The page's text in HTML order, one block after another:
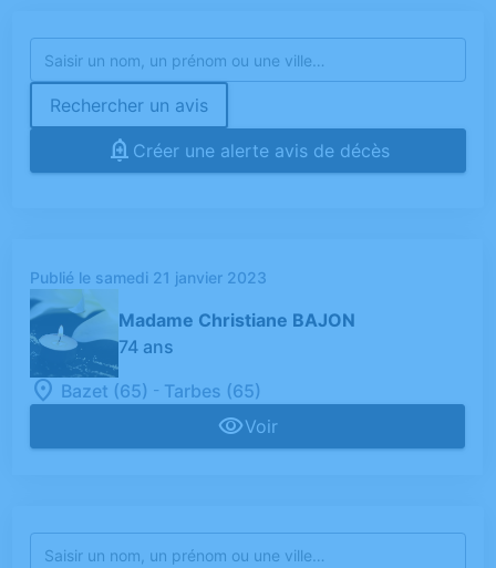
Rechercher un avis
Créer une alerte avis de décès
Publié le samedi 21 janvier 2023
Madame Christiane BAJON
74 ans
Bazet (65) - Tarbes (65)
Voir